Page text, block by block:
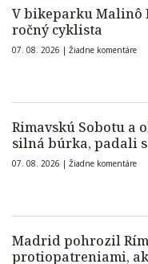
V bikeparku Malinô
ročný cyklista
07. 08. 2026 | Žiadne komentáre
Rimavskú Sobotu a
silná búrka, padali
07. 08. 2026 | Žiadne komentáre
Madrid pohrozil
protiopatreniami,